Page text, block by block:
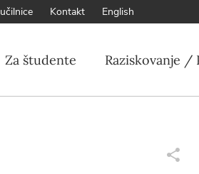
Kontakt English
Za študente Raziskovanje /